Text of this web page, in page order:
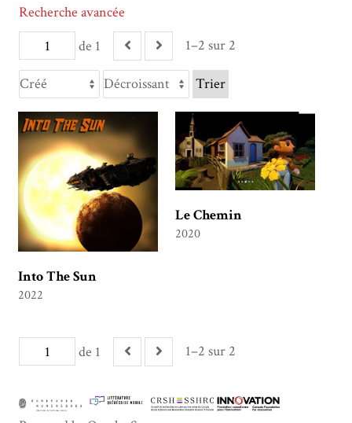
de 1 1–2 sur 2
Recherche avancée
Trier
Into The Sun
2022
Le Chemin
2020
de 1 1–2 sur 2